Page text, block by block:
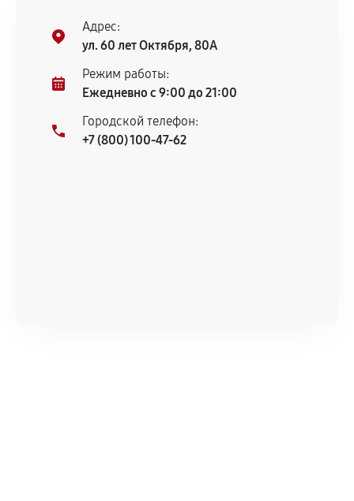
Адрес:
ул. 60 лет Октября, 80А
Режим работы:
Ежедневно с 9:00 до 21:00
Городской телефон:
+7 (800) 100-47-62